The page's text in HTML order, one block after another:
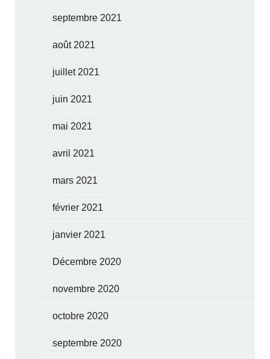
septembre 2021
août 2021
juillet 2021
juin 2021
mai 2021
avril 2021
mars 2021
février 2021
janvier 2021
Décembre 2020
novembre 2020
octobre 2020
septembre 2020